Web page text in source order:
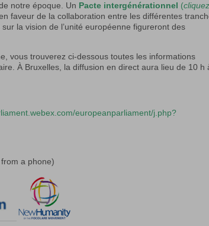
notre époque. Un Pacte intergénérationnel (
faveur de la collaboration entre les différentes
la vision de l’unité européenne figureront des
vous trouverez ci-dessous toutes les informations
À Bruxelles, la diffusion en direct aura lieu de 10 h
europeanparliament/j.php?
a phone)